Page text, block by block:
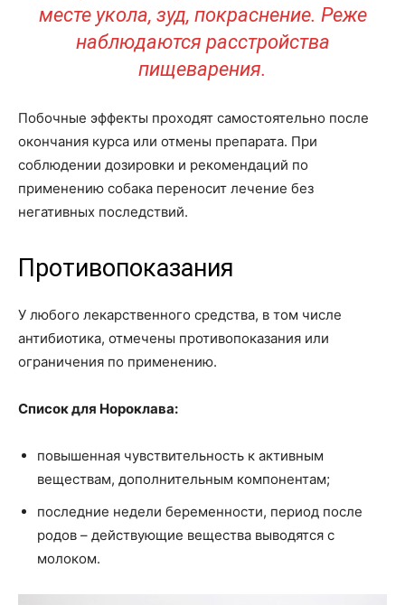
месте укола, зуд, покраснение. Реже
наблюдаются расстройства
пищеварения.
Побочные эффекты проходят самостоятельно после
окончания курса или отмены препарата. При
соблюдении дозировки и рекомендаций по
применению собака переносит лечение без
негативных последствий.
Противопоказания
У любого лекарственного средства, в том числе
антибиотика, отмечены противопоказания или
ограничения по применению.
Список для Нороклава:
повышенная чувствительность к активным
веществам, дополнительным компонентам;
последние недели беременности, период после
родов – действующие вещества выводятся с
молоком.